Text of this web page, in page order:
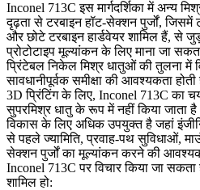
Inconel 713C इस मार्गदर्शिका में अन्य
दृढ़ता से टरबाइन हॉट-सेक्शन पुर्जों,
और छोटे टरबाइन हार्डवेयर शामिल हैं, से
प्रोटोटाइप मूल्यांकन के लिए माना जा
प्रिंटेबल निकेल मिश्र धातुओं की तुलना में
सावधानीपूर्वक समीक्षा की आवश्यकता होती
3D प्रिंटिंग के लिए, Inconel 713C का
सुपरमिश्र धातु के रूप में नहीं किया जाता
विकास के लिए अधिक उपयुक्त है जहां
से पहले ज्यामिति, प्रवाह-पथ सुविधाओं,
सेक्शन पुर्जों का मूल्यांकन करने की
Inconel 713C पर विचार किया जा सकता
शामिल हो: